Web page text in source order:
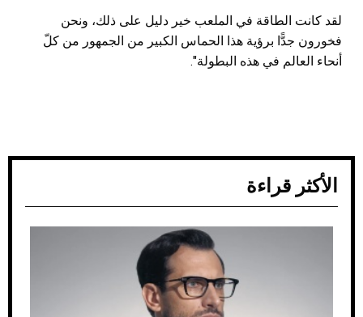
لقد كانت الطاقة في الملعب خير دليل على ذلك، ونحن
فخورون جدًّا برؤية هذا الحماس الكبير من الجمهور من كلّ
أنحاء العالم في هذه البطولة".
الأكثر قراءة